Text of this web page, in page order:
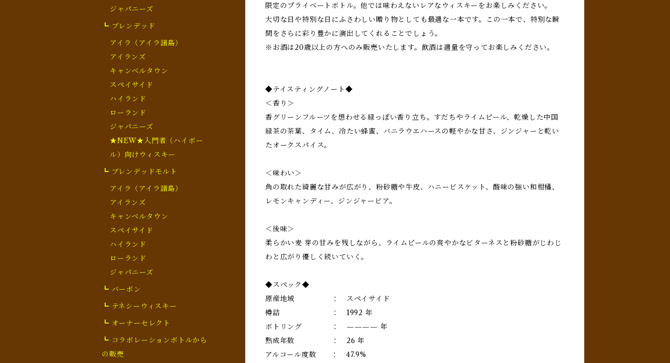
限定のプライベートボトル。他では味わえないレアなウィスキーをお楽しみください。
大切な日や特別な日にふさわしい贈り物としても最適な一本です。この一本で、特別な瞬
間をさらに彩り豊かに演出してくれることでしょう。
※お酒は20歳以上の方へのみ販売いたします。飲酒は適量を守ってお楽しみください。
◆テイスティングノート◆
＜香り＞
香グリーンフルーツを想わせる緑っぽい香り立ち。すだちやライムピール、乾燥した中国
緑茶の茶葉、タイム、冷たい蜂蜜、バニラウエハースの軽やかな甘さ、ジンジャーと乾い
たオークスパイス。
＜味わい＞
角の取れた綺麗な甘みが広がり、粉砂糖や牛皮、ハニービスケット、酸味の強い和柑橘、
レモンキャンディー、ジンジャービア。
＜後味＞
柔らかい麦 芽の甘みを残しながら、ライムピールの爽やかなビターネスと粉砂糖がじわじ
わと広がり優しく続いていく。
◆スペック◆
原産地域 ： スペイサイド
樽詰 ： 1992 年
ボトリング ： ———— 年
熟成年数 ： 26 年
アルコール度数 ： 47.9%
ジャパニーズ
┗ ブレンデッド
アイラ（アイラ諸島）
アイランズ
キャンベルタウン
スペイサイド
ハイランド
ローランド
ジャパニーズ
★NEW★入門者（ハイボー
ル）向けウィスキー
┗ ブレンデッドモルト
アイラ（アイラ諸島）
アイランズ
キャンベルタウン
スペイサイド
ハイランド
ローランド
ジャパニーズ
┗ バーボン
┗ テネシーウィスキー
┗ オーナーセレクト
┗ コラボレーションボトルから
の販売